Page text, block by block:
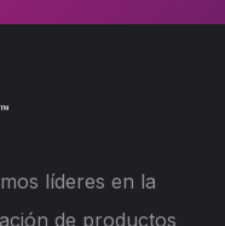
líderes en la
de productos